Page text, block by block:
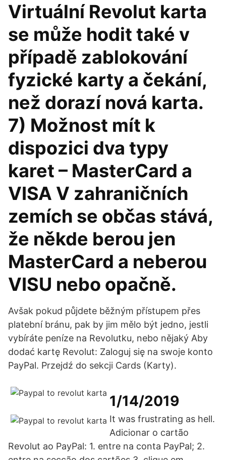
Virtuální Revolut karta
se může hodit také v
případě zablokování
fyzické karty a čekání,
než dorazí nová karta.
7) Možnost mít k
dispozici dva typy
karet – MasterCard a
VISA V zahraničních
zemích se občas stává,
že někde berou jen
MasterCard a neberou
VISU nebo opačně.
Avšak pokud půjdete běžným přístupem přes
platební bránu, pak by jim mělo být jedno, jestli
vybíráte peníze na Revolutku, nebo nějaký Aby
dodać kartę Revolut: Zaloguj się na swoje konto
PayPal. Przejdź do sekcji Cards (Karty).
1/14/2019
It was frustrating as hell.
Adicionar o cartão
Revolut ao PayPal: 1. entre na conta PayPal; 2.